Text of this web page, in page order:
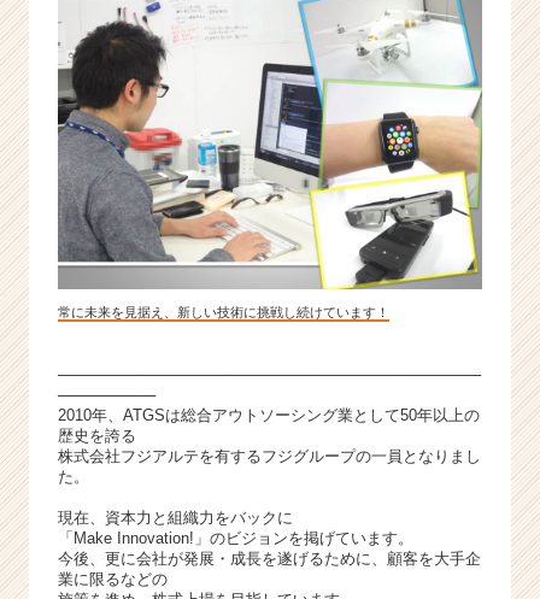
常に未来を見据え、新しい技術に挑戦し続けています！
───────────────────────────────────────
─────────
2010年、ATGSは総合アウトソーシング業として50年以上の
歴史を誇る
株式会社フジアルテを有するフジグループの一員となりまし
た。
現在、資本力と組織力をバックに
「Make Innovation!」のビジョンを掲げています。
今後、更に会社が発展・成長を遂げるために、顧客を大手企
業に限るなどの